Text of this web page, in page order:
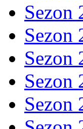
Sezon
Sezon
Sezon
Sezon
Sezon